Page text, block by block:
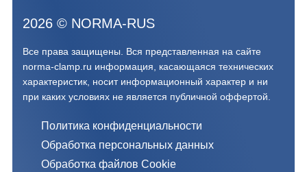
2026 © NORMA-RUS
Все права защищены. Вся представленная на сайте
norma-clamp.ru информация, касающаяся технических
характеристик, носит информационный характер и ни
при каких условиях не является публичной оффертой.‍
Политика конфиденциальности
Обработка персональных данных
Обработка файлов Cookie